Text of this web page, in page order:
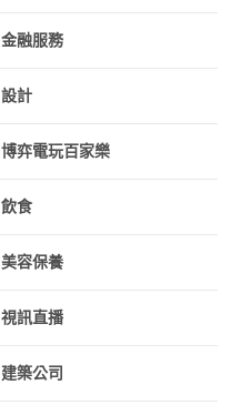
金融服務
設計
博弈電玩百家樂
飲食
美容保養
視訊直播
建築公司